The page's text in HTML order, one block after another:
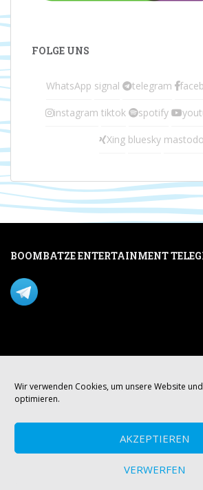
Wir verwenden Cookies, um unsere Website
optimieren.
AKZEPTIEREN
VERWERFEN
FOLGE UNS
WhatsApp signal telegram
instagram tiktok spotify
Xing bluesky
BOOMBATZE ENTERTAINMENT